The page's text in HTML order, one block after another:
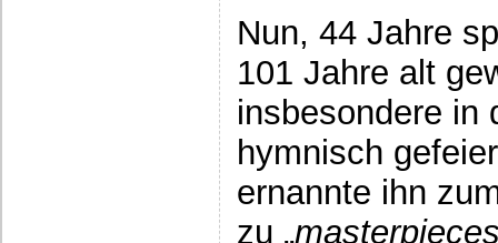
Nun, 44 Jahre
101 Jahre alt
insbesondere in
hymnisch
ernannte ihn
zu „